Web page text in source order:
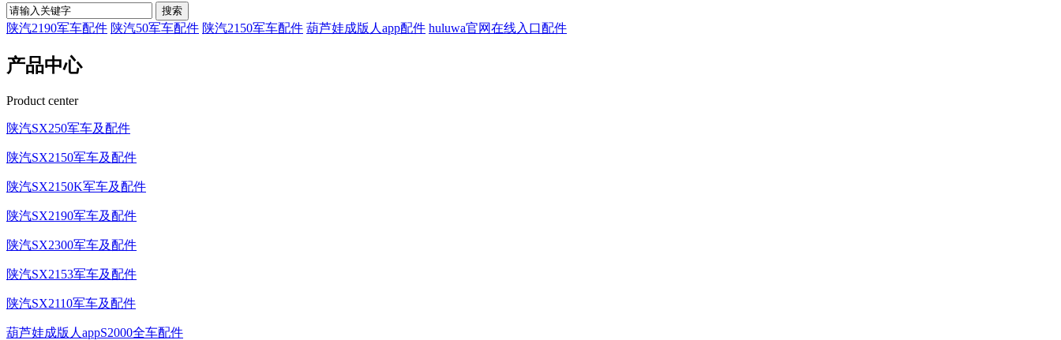
搜索
陕汽2190军车配件 陕汽50军车配件 陕汽2150军车配件 葫芦娃成版人app配件 huluwa官网在线入口配件
产品中心
Product center
陕汽SX250军车及配件
陕汽SX2150军车及配件
陕汽SX2150K军车及配件
陕汽SX2190军车及配件
陕汽SX2300军车及配件
陕汽SX2153军车及配件
陕汽SX2110军车及配件
葫芦娃成版人appS2000全车配件